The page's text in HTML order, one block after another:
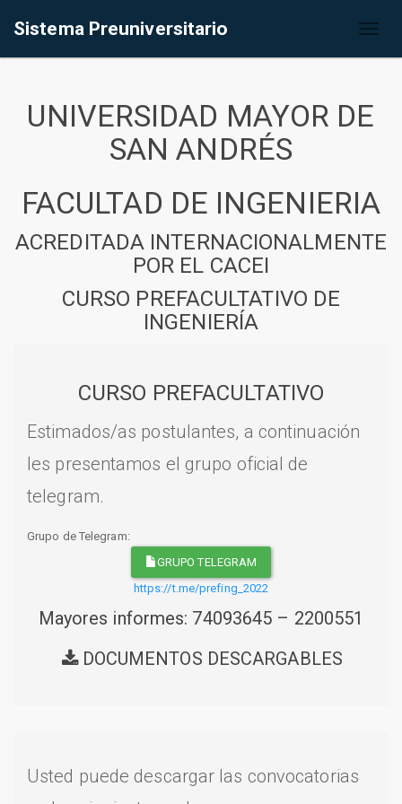
Sistema Preuniversitario
UNIVERSIDAD MAYOR DE
SAN ANDRÉS
FACULTAD DE INGENIERIA
ACREDITADA INTERNACIONALMENTE
POR EL CACEI
CURSO PREFACULTATIVO DE
INGENIERÍA
CURSO PREFACULTATIVO
Estimados/as postulantes, a continuación
les presentamos el grupo oficial de
telegram.
Grupo de Telegram:
GRUPO TELEGRAM
https://t.me/prefing_2022
Mayores informes: 74093645 – 2200551
DOCUMENTOS DESCARGABLES
Usted puede descargar las convocatorias